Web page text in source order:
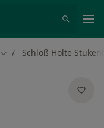
Stadt ändern
Schloß Holte-